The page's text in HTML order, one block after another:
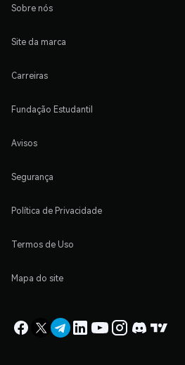
Sobre nós
Site da marca
Carreiras
Fundação Estudantil
Avisos
Segurança
Política de Privacidade
Termos de Uso
Mapa do site